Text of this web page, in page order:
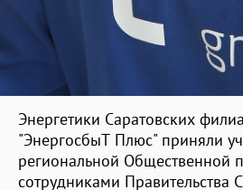
Энергетики Саратовских
"ЭнергосбыТ Плюс" приняли
региональной Общественной
сотрудниками Правительства